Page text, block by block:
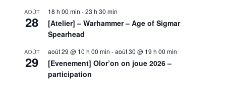
AOÛT
28
18 h 00 min -23 h 30 min
[Atelier] – Warhammer – Age of Sigmar
Spearhead
AOÛT
29
août 29 @ 10 h 00 min -août 30 @ 19 h 00 min
[Evenement] Olor’on on joue 2026 –
participation